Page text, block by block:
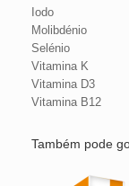
Iodo
Molibdénio
Selénio
Vitamina K
Vitamina D3
Vitamina B12
Também pode